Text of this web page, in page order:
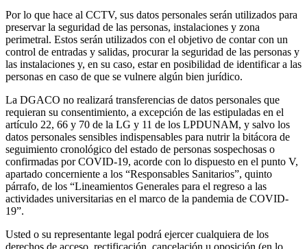
Por lo que hace al CCTV, sus datos personales serán utilizados para
preservar la seguridad de las personas, instalaciones y zona
perimetral. Estos serán utilizados con el objetivo de contar con un
control de entradas y salidas, procurar la seguridad de las personas y
las instalaciones y, en su caso, estar en posibilidad de identificar a las
personas en caso de que se vulnere algún bien jurídico.
La DGACO no realizará transferencias de datos personales que
requieran su consentimiento, a excepción de las estipuladas en el
artículo 22, 66 y 70 de la LG y 11 de los LPDUNAM, y salvo los
datos personales sensibles indispensables para nutrir la bitácora de
seguimiento cronológico del estado de personas sospechosas o
confirmadas por COVID-19, acorde con lo dispuesto en el punto V,
apartado concerniente a los “Responsables Sanitarios”, quinto
párrafo, de los “Lineamientos Generales para el regreso a las
actividades universitarias en el marco de la pandemia de COVID-
19”.
Usted o su representante legal podrá ejercer cualquiera de los